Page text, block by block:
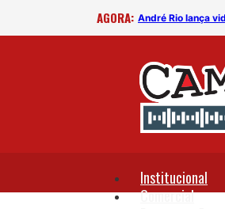
AGORA: André Rio lança
Institucional
Comercial